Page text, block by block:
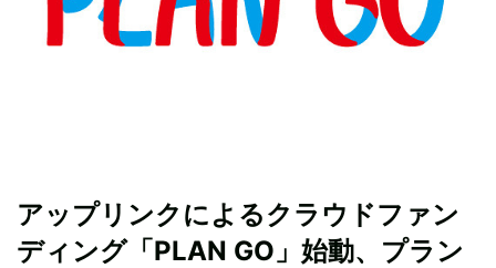
アップリンクによるクラウドファン
ディング「PLAN GO」始動、プラン